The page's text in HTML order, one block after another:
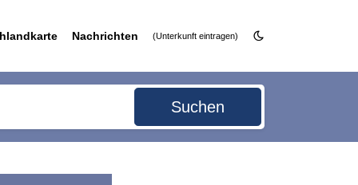
Nachrichten (Unterkunft eintragen)
Suchen